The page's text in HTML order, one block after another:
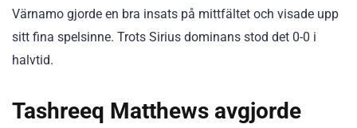
Värnamo gjorde en bra insats på mittfältet och visade upp
sitt fina spelsinne. Trots Sirius dominans stod det 0-0 i
halvtid.
Tashreeq Matthews avgjorde